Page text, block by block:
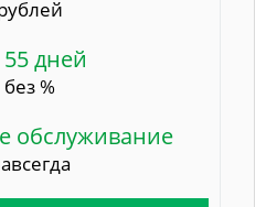
дней
без %
обслуживание